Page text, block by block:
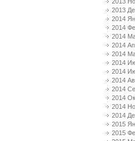
2013
2014
2014
2014
2014
2014
2014
2014
2014
2014
2014
2014
2014
2015
2015